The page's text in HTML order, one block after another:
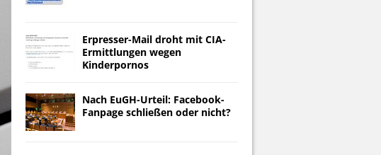
Erpresser-Mail droht mit CIA-
Ermittlungen wegen
Kinderpornos
Nach EuGH-Urteil: Facebook-
Fanpage schließen oder nicht?